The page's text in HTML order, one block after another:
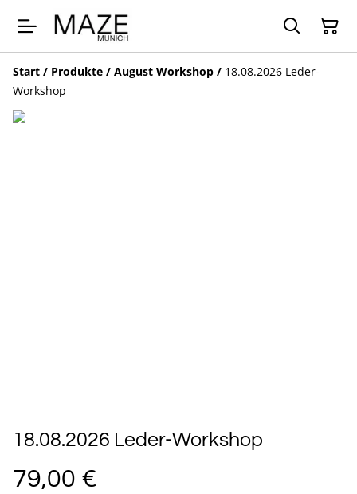
Start / Produkte / August Workshop / 18.08.2026 Leder-
Workshop
18.08.2026 Leder-Workshop
79,00 €